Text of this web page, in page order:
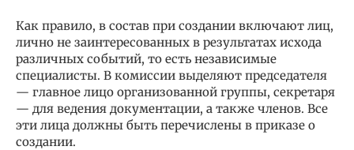
Как правило, в состав при создании включают лиц,
лично не заинтересованных в результатах исхода
различных событий, то есть независимые
специалисты. В комиссии выделяют председателя
— главное лицо организованной группы, секретаря
— для ведения документации, а также членов. Все
эти лица должны быть перечислены в приказе о
создании.